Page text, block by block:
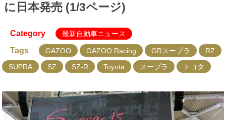
に日本発売 (1/3ページ)
Category 最新自動車ニュース
Tags GAZOO GAZOO Racing GRスープラ
RZ
SUPRA
SZ SZ-R Toyota スープラ トヨタ